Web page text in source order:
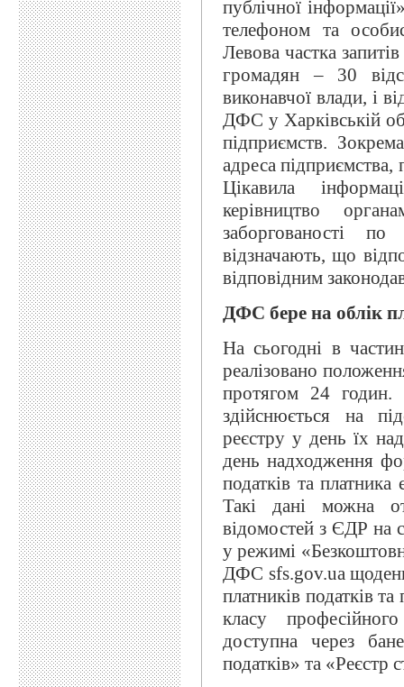
публічної
телефоном та
Левова частка
громадян – 30
виконавчої влади, і
ДФС у Харківській
підприємств.
адреса
Цікавила
керівництво
заборгованості
відзначають, що
відповідним
ДФС бере на облік
На сьогодні в
реалізовано
протягом 24 годин.
здійснюється на
реєстру у день їх
день надходження
податків та
Такі дані можна
відомостей з ЄДР на
у режимі
ДФС sfs.gov.ua
платників податків
класу
доступна через
податків» та «Реєстр